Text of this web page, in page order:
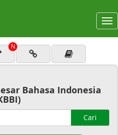
N
Bahasa Indonesia
Cari